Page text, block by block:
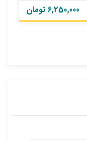
6,250,000 تومان